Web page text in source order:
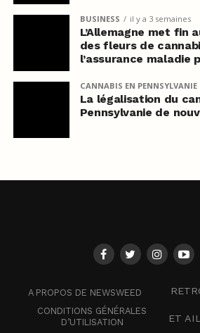
BUSINESS il y a 3 semaines
L’Allemagne met fin
des fleurs de
l’assurance maladie
CANNABIS EN PENNSYLVANIE
La légalisation du
Pennsylvanie de
A PROPOS DE NEWSWEED
CONDITIONS GÉNÉRALES
D’UTILISATION
ET